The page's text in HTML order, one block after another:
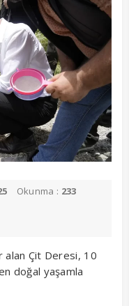
Okunma : 233
alan Çit Deresi, 10
doğal yaşamla